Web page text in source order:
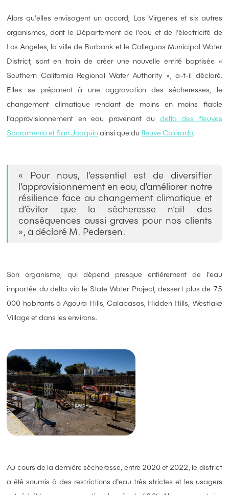
Alors qu'elles envisagent un accord, Las Virgenes et six autres
organismes, dont le Département de l'eau et de l'électricité de
Los Angeles, la ville de Burbank et le Calleguas Municipal Water
District, sont en train de créer une nouvelle entité baptisée «
Southern California Regional Water Authority », a-t-il déclaré.
Elles se préparent à une aggravation des sécheresses, le
changement climatique rendant de moins en moins fiable
l'approvisionnement en eau provenant du delta des fleuves
Sacramento et San Joaquinainsi que dufleuve Colorado.
« Pour nous, l’essentiel est de diversifier
l’approvisionnement en eau, d’améliorer notre
résilience face au changement climatique et
d’éviter que la sécheresse n’ait des
conséquences aussi graves pour nos clients
», a déclaré M. Pedersen.
Son organisme, qui dépend presque entièrement de l'eau
importée du delta via le State Water Project, dessert plus de 75
000 habitants à Agoura Hills, Calabasas, Hidden Hills, Westlake
Village et dans les environs.
Au cours de la dernière sécheresse, entre 2020 et 2022, le district
a été soumis à des restrictions d'eau très strictes et les usagers